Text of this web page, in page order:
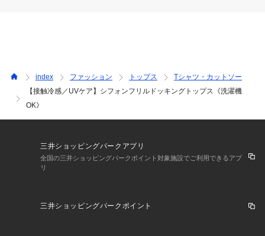
・身頃はなめらかで、きれいめに見える落ち着いた表情が魅
力。
・シフォン部分は軽やかで、動くたびにやわらかな透け感を添
えます。
・UVケア機能付きで、外出の多い日も頼れる実用性がありま
す。この効果は永久的ではありません。
index ファッション トップス
Tシャツ・カットソー
【接触冷感／UVケア】シフォンフリルドッキングトップス《洗濯機
OK》
三井ショッピングパークアプリ
全国の三井ショッピングパークポイント対象施設でご利用できるアプ
リ
三井ショッピングパークポイント